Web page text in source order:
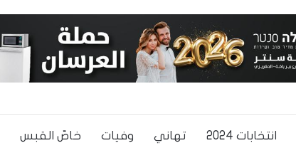
انتخابات 2024 تهاني وفيات خاصّ القبس